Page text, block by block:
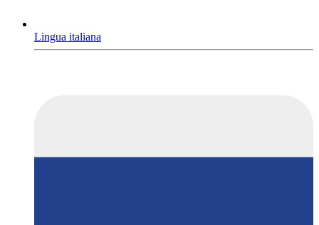
Lingua italiana